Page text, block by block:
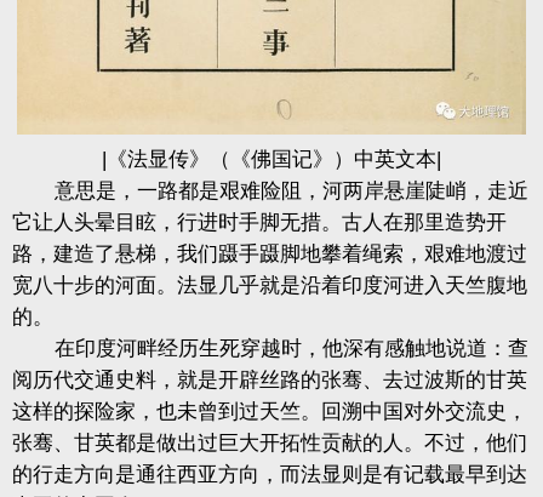
|《法显传》（《佛国记》）中英文本|
意思是，一路都是艰难险阻，河两岸悬崖陡峭，走近
它让人头晕目眩，行进时手脚无措。古人在那里造势开
路，建造了悬梯，我们蹑手蹑脚地攀着绳索，艰难地渡过
宽八十步的河面。法显几乎就是沿着印度河进入天竺腹地
的。
在印度河畔经历生死穿越时，他深有感触地说道：查
阅历代交通史料，就是开辟丝路的张骞、去过波斯的甘英
这样的探险家，也未曾到过天竺。回溯中国对外交流史，
张骞、甘英都是做出过巨大开拓性贡献的人。不过，他们
的行走方向是通往西亚方向，而法显则是有记载最早到达